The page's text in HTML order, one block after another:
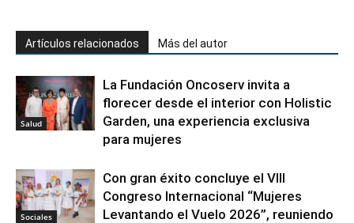
Artículos relacionados Más del autor
Salud
La Fundación Oncoserv invita a
florecer desde el interior con Holistic
Garden, una experiencia exclusiva
para mujeres
Sociales
Con gran éxito concluye el VIII
Congreso Internacional “Mujeres
Levantando el Vuelo 2026”, reuniendo